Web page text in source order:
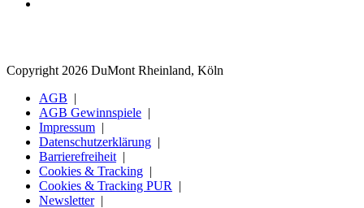
Copyright 2026 DuMont Rheinland, Köln
AGB
AGB Gewinnspiele
Impressum
Datenschutzerklärung
Barrierefreiheit
Cookies & Tracking
Cookies & Tracking PUR
Newsletter